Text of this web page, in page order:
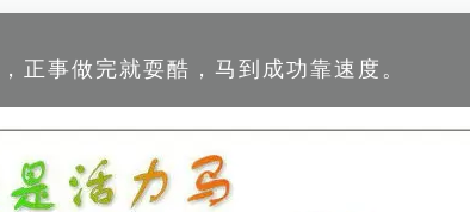
正事做完就耍酷，马到成功靠速度。